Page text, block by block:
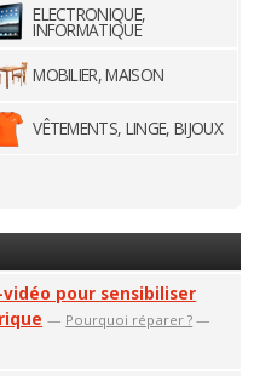
ELECTRONIQUE,
INFORMATIQUE
MOBILIER, MAISON
VÊTEMENTS, LINGE, BIJOUX
pour sensibiliser
— Pourquoi réparer ? —